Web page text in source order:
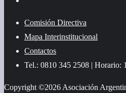
Comisión Directiva
Mapa Interinstitucional
Contactos
Tel.: 0810 345 2508 | Horario:
Copyright ©2026 Asociación